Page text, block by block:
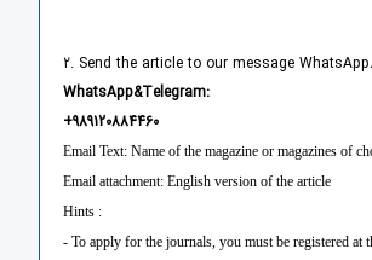
2. Send the article to our message WhatsApp.
WhatsApp&Telegram:
+989120884460
Email Text: Name of the magazine or magazines of
Email attachment: English version of the article
Hints :
- To apply for the journals, you must be registered at